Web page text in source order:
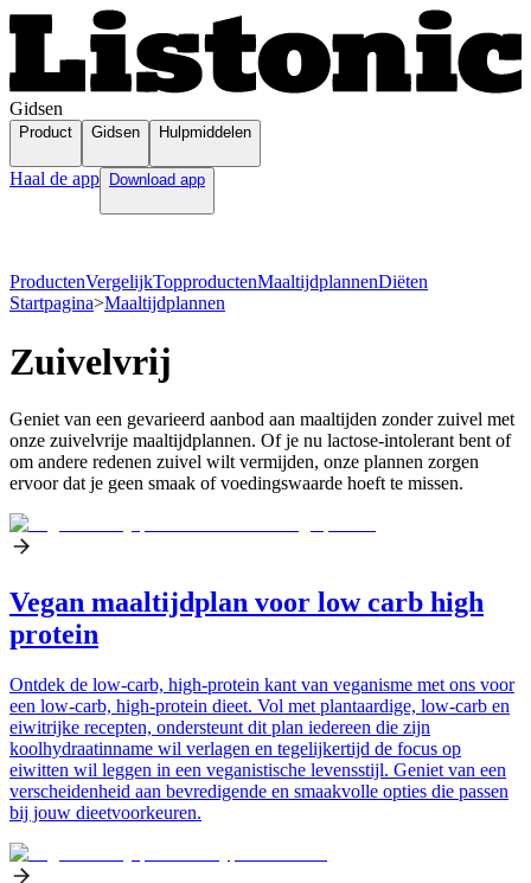
Gidsen
Product Gidsen Hulpmiddelen
Haal de app Download app
ProductenVergelijkTopproductenMaaltijdplannenDiëten
Startpagina>Maaltijdplannen
Zuivelvrij
Geniet van een gevarieerd aanbod aan maaltijden zonder zuivel met
onze zuivelvrije maaltijdplannen. Of je nu lactose-intolerant bent of
om andere redenen zuivel wilt vermijden, onze plannen zorgen
ervoor dat je geen smaak of voedingswaarde hoeft te missen.
Vegan maaltijdplan voor low carb high
protein
Ontdek de low-carb, high-protein kant van veganisme met ons voor
een low-carb, high-protein dieet. Vol met plantaardige, low-carb en
eiwitrijke recepten, ondersteunt dit plan iedereen die zijn
koolhydraatinname wil verlagen en tegelijkertijd de focus op
eiwitten wil leggen in een veganistische levensstijl. Geniet van een
verscheidenheid aan bevredigende en smaakvolle opties die passen
bij jouw dieetvoorkeuren.